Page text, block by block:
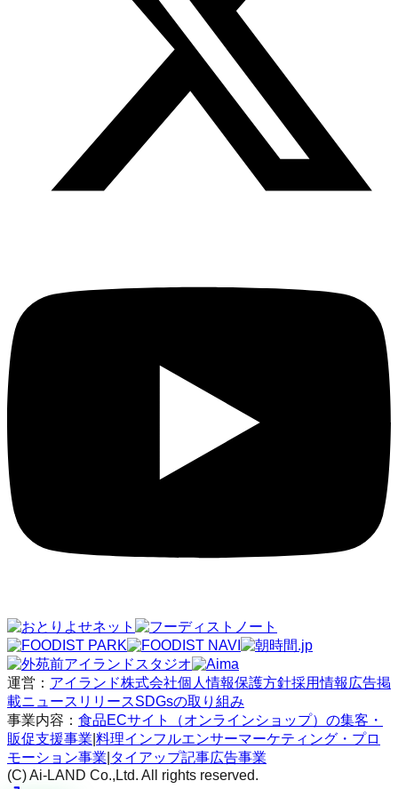
運営： アイランド株式会社個人情報保護方針採用情報 広告掲
載ニュースリリースSDGsの取り組み
事業内容： 食品ECサイト（オンラインショップ）の集客・
販促支援事業 料理インフルエンサーマーケティング・プロ
モーション事業 タイアップ記事広告事業
(C) Ai-LAND Co.,Ltd. All rights reserved.